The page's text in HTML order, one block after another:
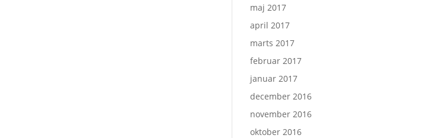
maj 2017
april 2017
marts 2017
februar 2017
januar 2017
december 2016
november 2016
oktober 2016